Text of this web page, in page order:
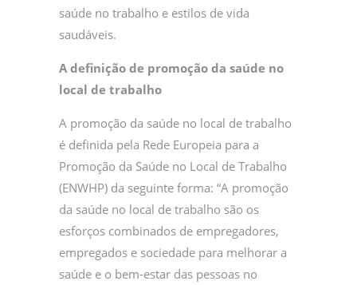
saúde no trabalho e estilos de vida
saudáveis.
A definição de promoção da saúde no
local de trabalho
A promoção da saúde no local de trabalho
é definida pela Rede Europeia para a
Promoção da Saúde no Local de Trabalho
(ENWHP) da seguinte forma: “A promoção
da saúde no local de trabalho são os
esforços combinados de empregadores,
empregados e sociedade para melhorar a
saúde e o bem-estar das pessoas no